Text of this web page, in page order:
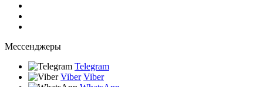
Мессенджеры
Telegram
Viber Viber